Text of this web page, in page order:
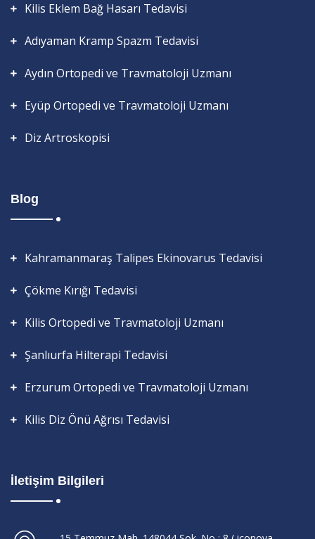
Kilis Eklem Bağ Hasarı Tedavisi
Adıyaman Kramp Spazm Tedavisi
Aydın Ortopedi ve Travmatoloji Uzmanı
Eyüp Ortopedi ve Travmatoloji Uzmanı
Diz Artroskopisi
Blog
Kahramanmaraş Talipes Ekinovarus Tedavisi
Çökme Kırığı Tedavisi
Kilis Ortopedi ve Travmatoloji Uzmanı
Şanlıurfa Hilterapi Tedavisi
Erzurum Ortopedi ve Travmatoloji Uzmanı
Kilis Diz Önü Ağrısı Tedavisi
İletişim Bilgileri